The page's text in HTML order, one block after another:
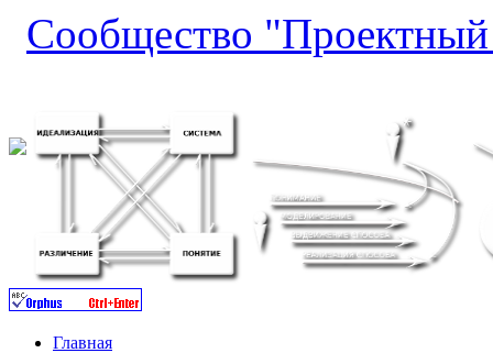
Сообщество
Главная